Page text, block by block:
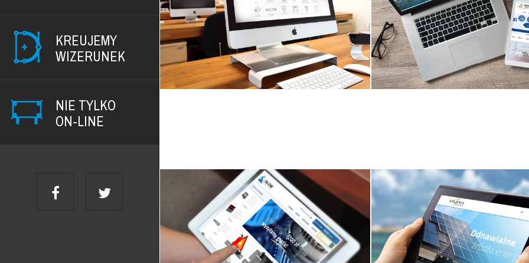
KREUJEMY
WIZERUNEK
NIE TYLKO
ON-LINE
Strona www hydrotechnik.pl
Projekt i wdrożenie strony www
Strona www